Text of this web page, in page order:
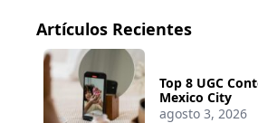
Artículos Recientes
Top 8 UGC
Mexico City
agosto 3, 2026